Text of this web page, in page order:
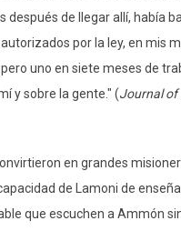
de llegar allí, había
por la ley, en mis
uno en siete meses de
y sobre la gente." (Journal of
en grandes
de Lamoni de
que escuchen a Ammón